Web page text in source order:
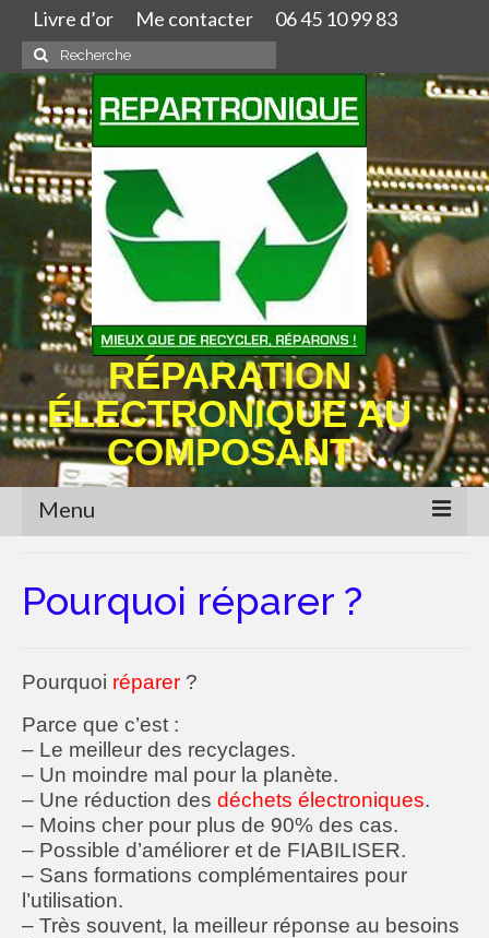
Livre d’or Me contacter 06 45 10 99 83
Rechercher
:
RÉPARATION
ÉLECTRONIQUE AU
COMPOSANT
Menu
Pourquoi réparer ?
Les limites
Le recyclage ?
Vers une autre consommation
Marche à suivre
Qui suis-je ?
Pourquoi réparer ?
Pourquoi réparer ?
Parce que c’est :
– Le meilleur des recyclages.
– Un moindre mal pour la planète.
– Une réduction des déchets électroniques.
– Moins cher pour plus de 90% des cas.
– Possible d’améliorer et de FIABILISER.
– Sans formations complémentaires pour
l’utilisation.
– Très souvent, la meilleur réponse au besoins